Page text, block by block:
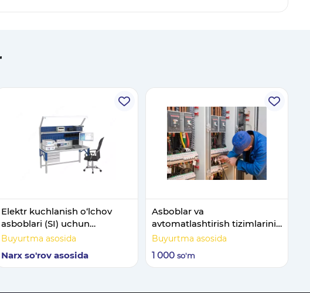
Elektr kuchlanish o‘lchov
asboblari (SI) uchun
metrologik stend
Buyurtma asosida
Narx so'rov asosida
Asboblar va
avtomatlashtirish tizimlarini
o'rnatish va ishga tushirish.
Buyurtma asosida
1 000 so'm